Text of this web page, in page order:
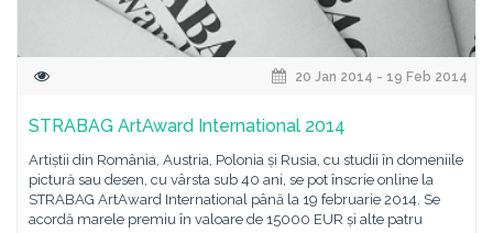
20 Jan 2014 - 19 Feb 2014
STRABAG ArtAward International 2014
Artiștii din România, Austria, Polonia și Rusia, cu studii în domeniile
pictură sau desen, cu vârsta sub 40 ani, se pot înscrie online la
STRABAG ArtAward International până la 19 februarie 2014. Se
acordă marele premiu în valoare de 15000 EUR și alte patru